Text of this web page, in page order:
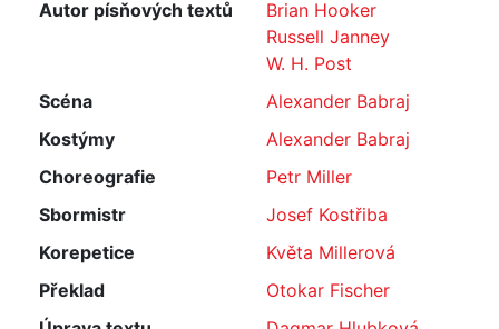
Autor písňových textů
Brian Hooker
Russell Janney
W. H. Post
Scéna
Alexander Babraj
Kostýmy
Alexander Babraj
Choreografie
Petr Miller
Sbormistr
Josef Kostřiba
Korepetice
Květa Millerová
Překlad
Otokar Fischer